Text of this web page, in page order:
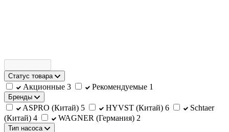
Статус товара
Акционные 3 Рекомендуемые 1
Бренды
ASPRO (Китай) 5 HYVST (Китай) 6
Schtaer
(Китай) 4 WAGNER (Германия) 2
Тип насоса